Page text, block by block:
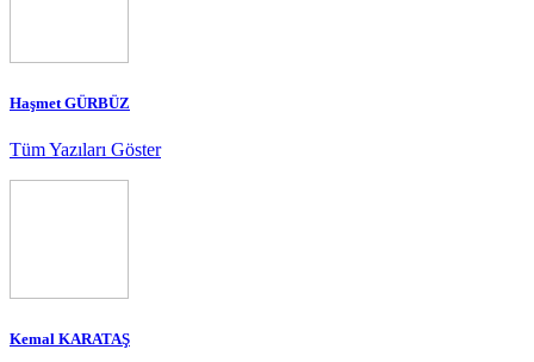
Haşmet GÜRBÜZ
Tüm Yazıları Göster
Kemal KARATAŞ